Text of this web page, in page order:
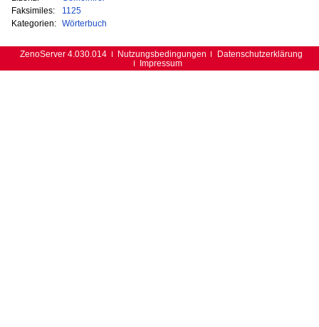
Faksimiles:
1125
Kategorien:
Wörterbuch
ZenoServer 4.030.014 Nutzungsbedingungen
Datenschutzerklärung
Impressum